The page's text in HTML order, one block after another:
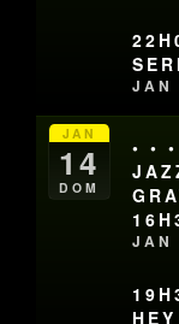
JAN
JAN
14
DOM
• •
JAN